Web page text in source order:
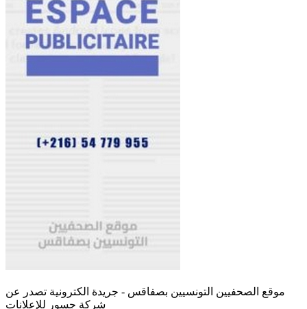
موقع الصحفيين التونسيين بصفاقس - جريدة الكترونية تصدر عن
شركة جسور للإعلانات